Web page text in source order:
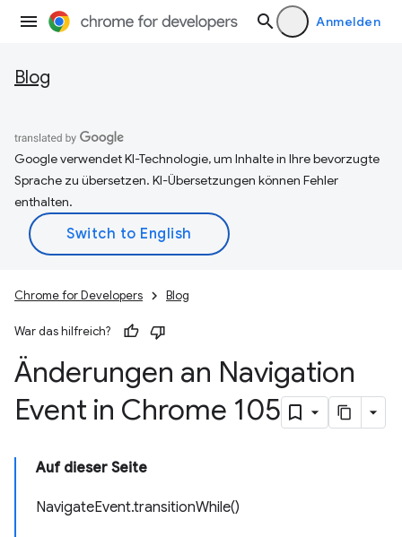
Anmelden
Blog
Google verwendet KI-Technologie, um Inhalte in Ihre bevorzugte
Sprache zu übersetzen. KI-Übersetzungen können Fehler
enthalten.
Chrome for Developers Blog
War das hilfreich?
Änderungen an Navigation
Event in Chrome 105
Auf dieser Seite
NavigateEvent.transitionWhile()